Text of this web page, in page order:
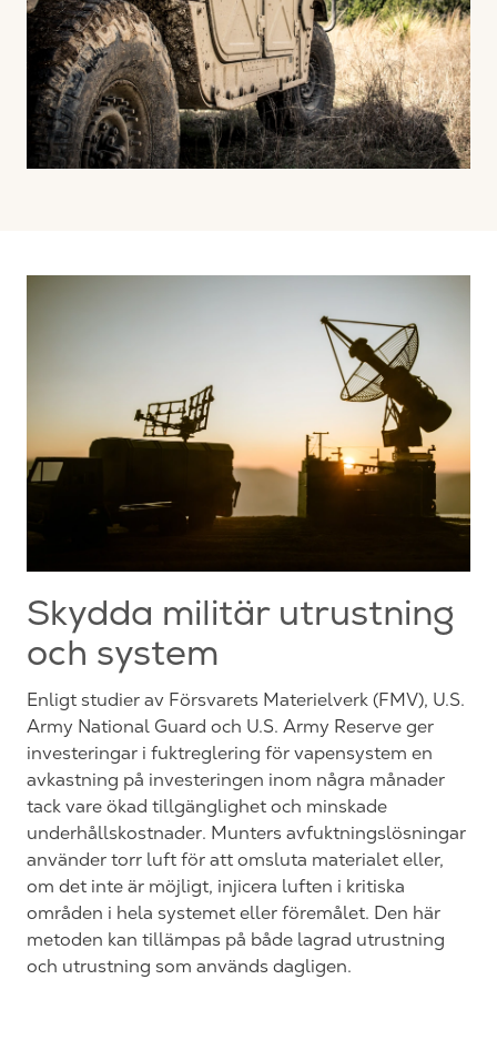
Skydda militär utrustning
och system
Enligt studier av Försvarets Materielverk (FMV), U.S.
Army National Guard och U.S. Army Reserve ger
investeringar i fuktreglering för vapensystem en
avkastning på investeringen inom några månader
tack vare ökad tillgänglighet och minskade
underhållskostnader. Munters avfuktningslösningar
använder torr luft för att omsluta materialet eller,
om det inte är möjligt, injicera luften i kritiska
områden i hela systemet eller föremålet. Den här
metoden kan tillämpas på både lagrad utrustning
och utrustning som används dagligen.